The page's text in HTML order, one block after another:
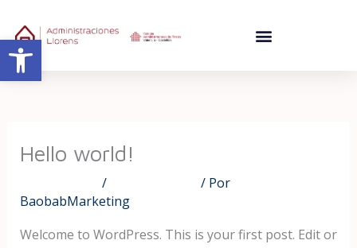
Abrir barra de herramientas
contenido
Hello world!
/
/ Por
BaobabMarketing
Welcome to WordPress. This is your first post. Edit or